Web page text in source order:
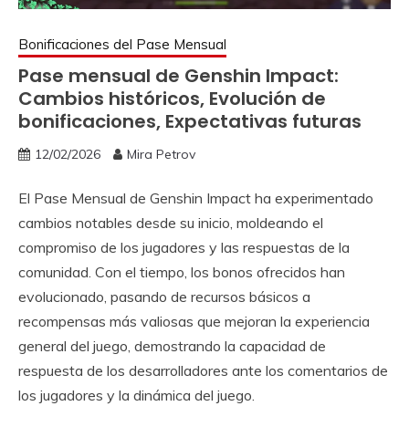
Bonificaciones del Pase Mensual
Pase mensual de Genshin Impact:
Cambios históricos, Evolución de
bonificaciones, Expectativas futuras
12/02/2026 Mira Petrov
El Pase Mensual de Genshin Impact ha experimentado
cambios notables desde su inicio, moldeando el
compromiso de los jugadores y las respuestas de la
comunidad. Con el tiempo, los bonos ofrecidos han
evolucionado, pasando de recursos básicos a
recompensas más valiosas que mejoran la experiencia
general del juego, demostrando la capacidad de
respuesta de los desarrolladores ante los comentarios de
los jugadores y la dinámica del juego.